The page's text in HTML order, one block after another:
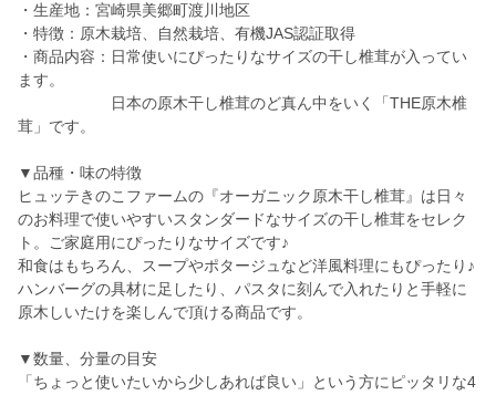
・生産地：宮崎県美郷町渡川地区
・特徴：原木栽培、自然栽培、有機JAS認証取得
・商品内容：日常使いにぴったりなサイズの干し椎茸が入ってい
ます。
日本の原木干し椎茸のど真ん中をいく「THE原木椎
茸」です。
▼品種・味の特徴
ヒュッテきのこファームの『オーガニック原木干し椎茸』は日々
のお料理で使いやすいスタンダードなサイズの干し椎茸をセレク
ト。ご家庭用にぴったりなサイズです♪
和食はもちろん、スープやポタージュなど洋風料理にもぴったり♪
ハンバーグの具材に足したり、パスタに刻んで入れたりと手軽に
原木しいたけを楽しんで頂ける商品です。
▼数量、分量の目安
「ちょっと使いたいから少しあれば良い」という方にピッタリな4